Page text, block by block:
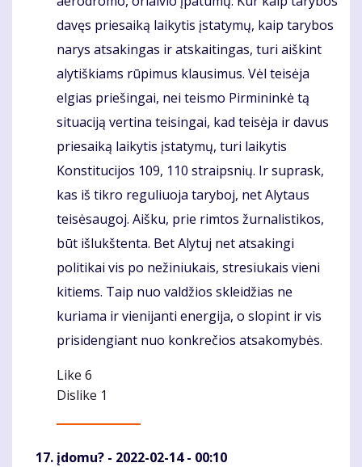
davęs priesaiką laikytis įstatymų, kaip tarybos
narys atsakingas ir atskaitingas, turi aiškint
alytiškiams rūpimus klausimus. Vėl teisėja
elgias priešingai, nei teismo Pirmininkė tą
situaciją vertina teisingai, kad teisėja ir davus
priesaiką laikytis įstatymų, turi laikytis
Konstitucijos 109, 110 straipsnių. Ir suprask,
kas iš tikro reguliuoja taryboj, net Alytaus
teisėsaugoj. Aišku, prie rimtos žurnalistikos,
būt išlukštenta. Bet Alytuj net atsakingi
politikai vis po nežiniukais, stresiukais vieni
kitiems. Taip nuo valdžios skleidžias ne
kuriama ir vienijanti energija, o slopint ir vis
prisidengiant nuo konkrečios atsakomybės.
Like 6
Dislike 1
įdomu? - 2022-02-14 - 00:10